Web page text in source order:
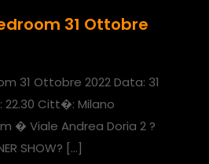
31 Ottobre
31 Ottobre 2022 Data: 31
22.30 Citt�: Milano
� Viale Andrea Doria 2 ?
SHOW? […]